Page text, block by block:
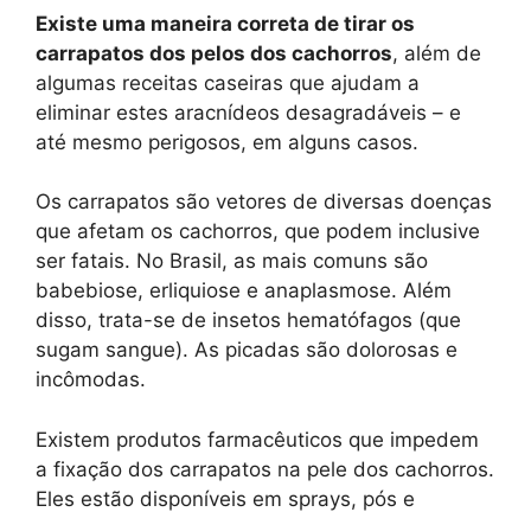
Existe uma maneira correta de tirar os
carrapatos dos pelos dos cachorros, além de
algumas receitas caseiras que ajudam a
eliminar estes aracnídeos desagradáveis – e
até mesmo perigosos, em alguns casos.
Os carrapatos são vetores de diversas doenças
que afetam os cachorros, que podem inclusive
ser fatais. No Brasil, as mais comuns são
babebiose, erliquiose e anaplasmose. Além
disso, trata-se de insetos hematófagos (que
sugam sangue). As picadas são dolorosas e
incômodas.
Existem produtos farmacêuticos que impedem
a fixação dos carrapatos na pele dos cachorros.
Eles estão disponíveis em sprays, pós e